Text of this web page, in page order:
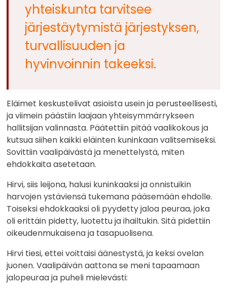
yhteiskunta tarvitsee
järjestäytymistä järjestyksen,
turvallisuuden ja
hyvinvoinnin takeeksi.
Eläimet keskustelivat asioista usein ja perusteellisesti,
ja viimein päästiin laajaan yhteisymmärrykseen
hallitsijan valinnasta. Päätettiin pitää vaalikokous ja
kutsua siihen kaikki eläinten kuninkaan valitsemiseksi.
Sovittiin vaalipäivästä ja menettelystä, miten
ehdokkaita asetetaan.
Hirvi, siis leijona, halusi kuninkaaksi ja onnistuikin
harvojen ystäviensä tukemana pääsemään ehdolle.
Toiseksi ehdokkaaksi oli pyydetty jaloa peuraa, joka
oli erittäin pidetty, luotettu ja ihailtukin. Sitä pidettiin
oikeudenmukaisena ja tasapuolisena.
Hirvi tiesi, ettei voittaisi äänestystä, ja keksi ovelan
juonen. Vaalipäivän aattona se meni tapaamaan
jalopeuraa ja puheli mielevästi: